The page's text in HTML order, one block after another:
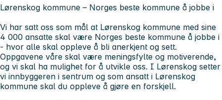
Lørenskog kommune – Norges beste kommune å jobbe i
Vi har satt oss som mål at Lørenskog kommune med sine
4 000 ansatte skal være Norges beste kommune å jobbe i
- hvor alle skal oppleve å bli anerkjent og sett.
Oppgavene våre skal være meningsfylte og motiverende,
og vi skal ha mulighet for å utvikle oss. I Lørenskog setter
vi innbyggeren i sentrum og som ansatt i Lørenskog
kommune skal du oppleve å gjøre en forskjell.